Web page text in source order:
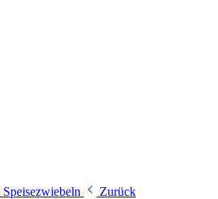
Speisezwiebeln Zurück